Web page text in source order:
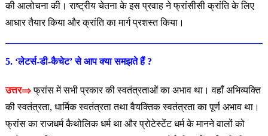
की आलोचना की। राष्ट्रीय चेतना के इस प्रवाह ने फ्रांसीसी क्रांति के लिए
आधार तैयार किया और क्रांति का मार्ग प्रशस्त किया।
5. ‘लेटर्स-डी-कैचेट’ से आप क्या समझते हैं ?
उत्तर⇒फ्रांस में सभी प्रकार की स्वतंत्रताओं का अभाव था। वहाँ अभिव्यक्ति
की स्वतंत्रता, धार्मिक स्वतंत्रता तथा वैयक्तिक स्वतंत्रता का पूर्ण अभाव था।
फ्रांस का राजधर्म कैथोलिक धर्म था और प्रोटेस्टेंट धर्म के मानने वालों को